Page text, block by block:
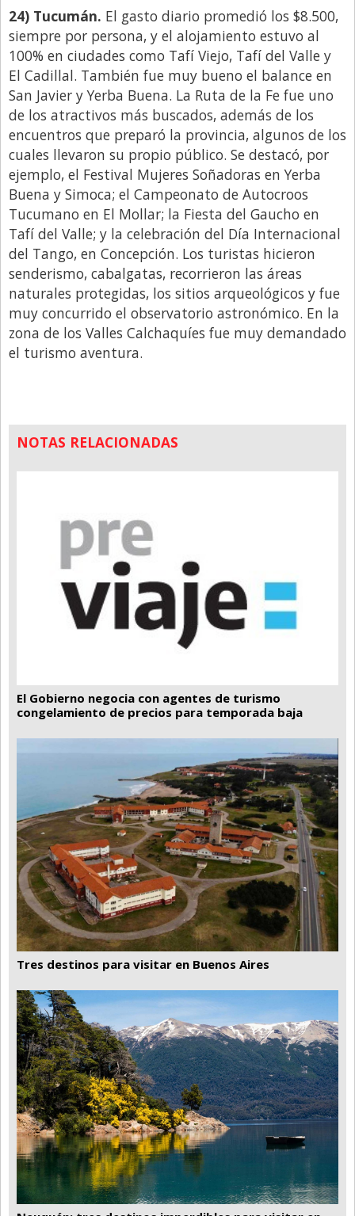
24) Tucumán. El gasto diario promedió los $8.500,
siempre por persona, y el alojamiento estuvo al
100% en ciudades como Tafí Viejo, Tafí del Valle y
El Cadillal. También fue muy bueno el balance en
San Javier y Yerba Buena. La Ruta de la Fe fue uno
de los atractivos más buscados, además de los
encuentros que preparó la provincia, algunos de los
cuales llevaron su propio público. Se destacó, por
ejemplo, el Festival Mujeres Soñadoras en Yerba
Buena y Simoca; el Campeonato de Autocroos
Tucumano en El Mollar; la Fiesta del Gaucho en
Tafí del Valle; y la celebración del Día Internacional
del Tango, en Concepción. Los turistas hicieron
senderismo, cabalgatas, recorrieron las áreas
naturales protegidas, los sitios arqueológicos y fue
muy concurrido el observatorio astronómico. En la
zona de los Valles Calchaquíes fue muy demandado
el turismo aventura.
NOTAS RELACIONADAS
El Gobierno negocia con agentes de turismo
congelamiento de precios para temporada baja
Tres destinos para visitar en Buenos Aires